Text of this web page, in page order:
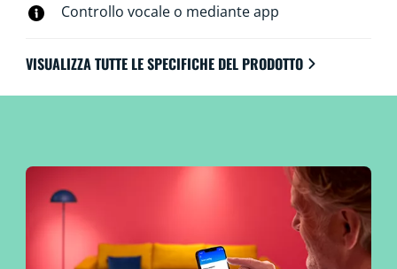
Controllo vocale o mediante app
VISUALIZZA TUTTE LE SPECIFICHE DEL PRODOTTO